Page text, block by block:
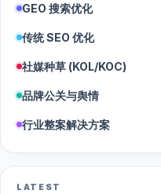
GEO 搜索优化
传统 SEO 优化
社媒种草 (KOL/KOC)
品牌公关与舆情
行业整案解决方案
LATEST